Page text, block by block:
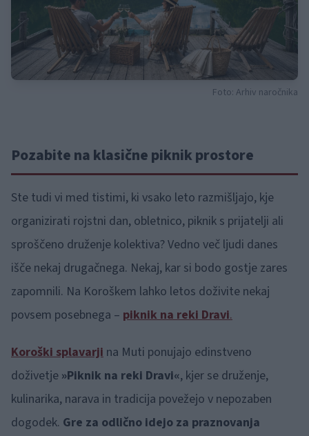
Foto: Arhiv naročnika
Pozabite na klasične piknik prostore
Ste tudi vi med tistimi, ki vsako leto razmišljajo, kje
organizirati rojstni dan, obletnico, piknik s prijatelji ali
sproščeno druženje kolektiva? Vedno več ljudi danes
išče nekaj drugačnega. Nekaj, kar si bodo gostje zares
zapomnili. Na Koroškem lahko letos doživite nekaj
povsem posebnega – piknik na reki Dravi.
Koroški splavarji na Muti ponujajo edinstveno
doživetje »Piknik na reki Dravi«, kjer se druženje,
kulinarika, narava in tradicija povežejo v nepozaben
dogodek. Gre za odlično idejo za praznovanja